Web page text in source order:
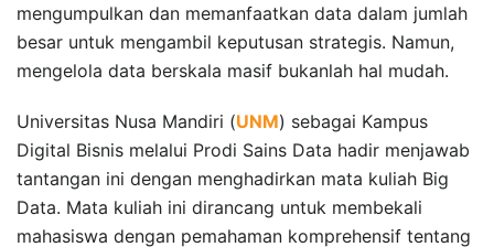
mengumpulkan dan memanfaatkan data dalam jumlah
besar untuk mengambil keputusan strategis. Namun,
mengelola data berskala masif bukanlah hal mudah.
Universitas Nusa Mandiri (UNM) sebagai Kampus
Digital Bisnis melalui Prodi Sains Data hadir menjawab
tantangan ini dengan menghadirkan mata kuliah Big
Data. Mata kuliah ini dirancang untuk membekali
mahasiswa dengan pemahaman komprehensif tentang